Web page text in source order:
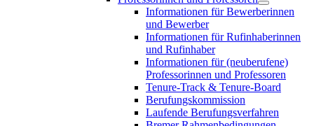
Informationen für Bewerberinnen
und Bewerber
Informationen für Rufinhaberinnen
und Rufinhaber
Informationen für (neuberufene)
Professorinnen und Professoren
Tenure-Track & Tenure-Board
Berufungskommission
Laufende Berufungsverfahren